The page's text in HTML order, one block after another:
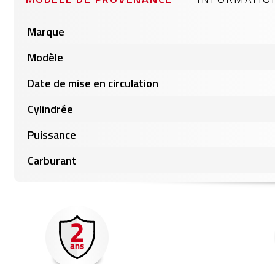
gallery
produits
Marque
Modèle
Date de mise en circulation
Cylindrée
Puissance
Carburant